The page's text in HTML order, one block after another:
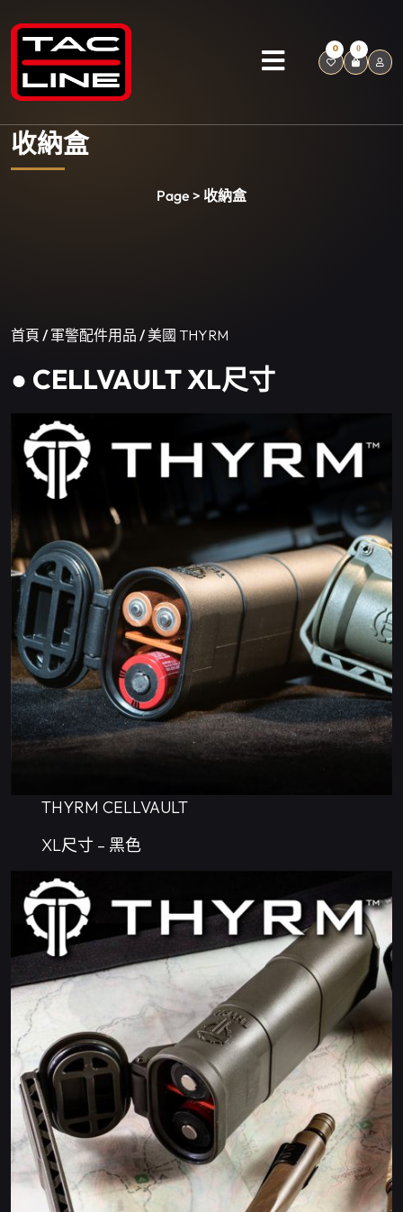
0 0
收納盒
Page > 收納盒
首頁 /軍警配件用品 /美國 THYRM
● CELLVAULT XL尺寸
THYRM CELLVAULT
XL尺寸 – 黑色